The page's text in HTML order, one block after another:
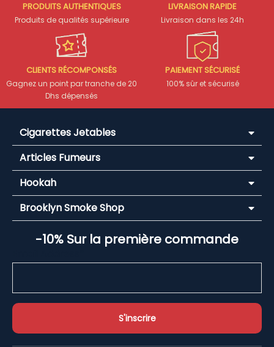
PRODUITS AUTHENTIQUES
Produits de qualités supérieure
LIVRAISON RAPIDE
Livraison dans les 24h
CLIENTS RÉCOMPONSÉS
Gagnez un point par tranche de 20
Dhs dépensés
PAIEMENT SÉCURISÉ
100% sûr et sécurisé
Cigarettes Jetables
Articles Fumeurs
Hookah
Brooklyn Smoke Shop
-10% Sur la première commande